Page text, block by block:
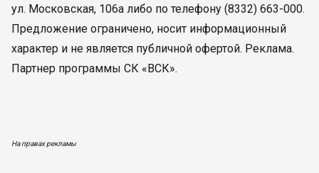
ул. Московская, 106а либо по телефону (8332) 663-000.
Предложение ограничено, носит информационный
характер и не является публичной офертой. Реклама.
Партнер программы СК «ВСК».
На правах рекламы